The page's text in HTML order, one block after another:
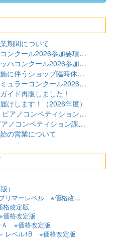
期間について
ンクール2026参加要項公開
コンクール2026参加要項公開
うショップ臨時休業について
ーコンクール2026課題曲公開
イド再販しました！
けします！（2026年度）
コンペティション課題曲商品
ンペティション課題曲公開！
の営業について
）
ベーシックス テクニック プリマーレベル ※価格改定版
改定版
格改定版
Ａ ※価格改定版
レベル1B ※価格改定版